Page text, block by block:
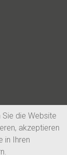
die Website
akzeptieren
in Ihren